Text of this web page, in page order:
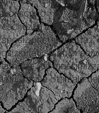
lo
e acidità.
su dolci
di
ottimale